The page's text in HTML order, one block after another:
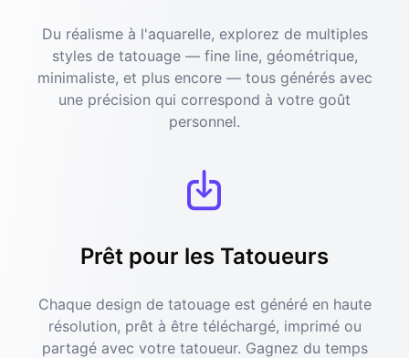
Du réalisme à l'aquarelle, explorez de multiples
styles de tatouage — fine line, géométrique,
minimaliste, et plus encore — tous générés avec
une précision qui correspond à votre goût
personnel.
Prêt pour les Tatoueurs
Chaque design de tatouage est généré en haute
résolution, prêt à être téléchargé, imprimé ou
partagé avec votre tatoueur. Gagnez du temps